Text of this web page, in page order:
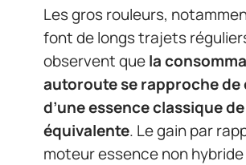
Les gros rouleurs,
font de longs trajets
observent quela
autoroute se rapproche de
d’une essence classique
équivalente. Le gain par
moteur essence non